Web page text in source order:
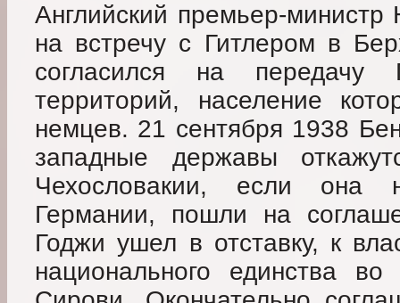
Английский премьер-
на встречу с Гитлером в
согласился на передачу
территорий, население
немцев. 21 сентября 1938
западные державы
Чехословакии, если она
Германии, пошли на
Годжи ушел в отставку, к
национального единства